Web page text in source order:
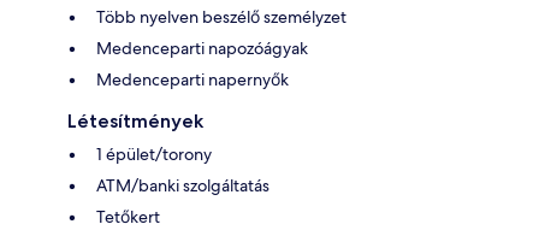
Több nyelven beszélő személyzet
Medenceparti napozóágyak
Medenceparti napernyők
Létesítmények
1 épület/torony
ATM/banki szolgáltatás
Tetőkert